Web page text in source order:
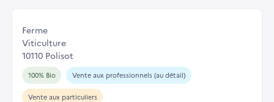
Ferme
Viticulture
10110 Polisot
100% Bio Vente aux professionnels (au détail)
Vente aux particuliers